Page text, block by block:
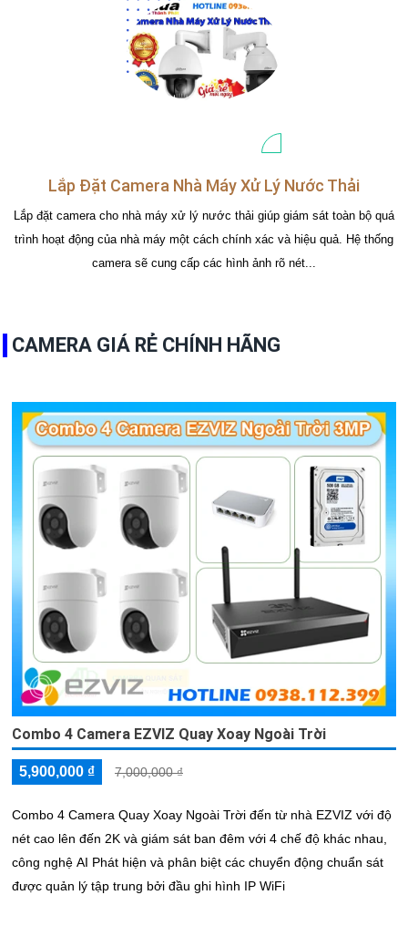
Lắp Đặt Camera Nhà Máy Xử Lý Nước Thải
Lắp đặt camera cho nhà máy xử lý nước thải giúp giám sát toàn bộ quá
trình hoạt động của nhà máy một cách chính xác và hiệu quả. Hệ thống
camera sẽ cung cấp các hình ảnh rõ nét...
CAMERA GIÁ RẺ CHÍNH HÃNG
Combo 4 Camera EZVIZ Quay Xoay Ngoài Trời
5,900,000 ₫ 7,000,000 ₫
Combo 4 Camera Quay Xoay Ngoài Trời đến từ nhà EZVIZ với độ
nét cao lên đến 2K và giám sát ban đêm với 4 chế độ khác nhau,
công nghệ AI Phát hiện và phân biệt các chuyển động chuẩn sát
được quản lý tập trung bởi đầu ghi hình IP WiFi